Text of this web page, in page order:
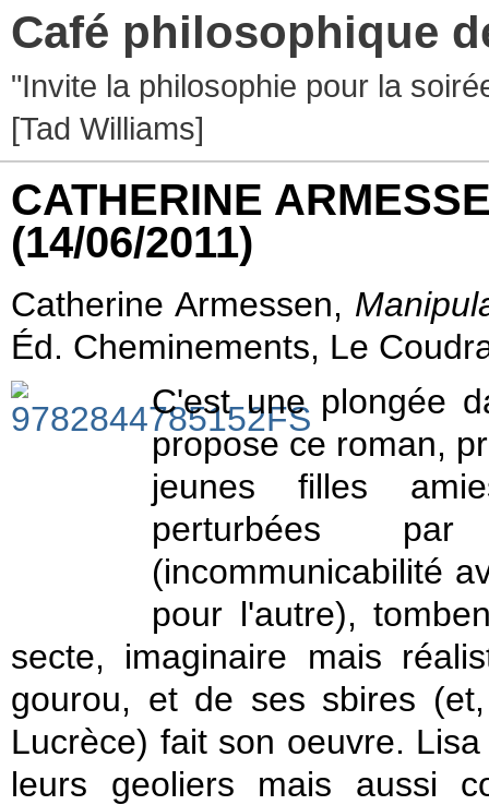
Café philosophique
"Invite la philosophie pour la
[Tad Williams]
CATHERINE
(14/06/2011)
Catherine Armessen,
Éd. Cheminements, Le
C'est une plongée
propose ce roman,
jeunes filles
perturbées
(incommunicabilité
pour l'autre),
secte, imaginaire mais
gourou, et de ses sbires
Lucrèce) fait son oeuvre.
leurs geoliers mais aussi